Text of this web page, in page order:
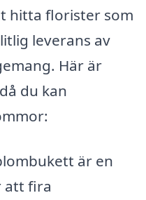
hitta florister som
leverans av
Här är
du kan
är en
att fira